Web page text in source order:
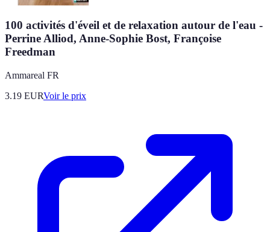
100 activités d'éveil et de relaxation autour de l'eau -
Perrine Alliod, Anne-Sophie Bost, Françoise
Freedman
Ammareal FR
3.19 EURVoir le prix